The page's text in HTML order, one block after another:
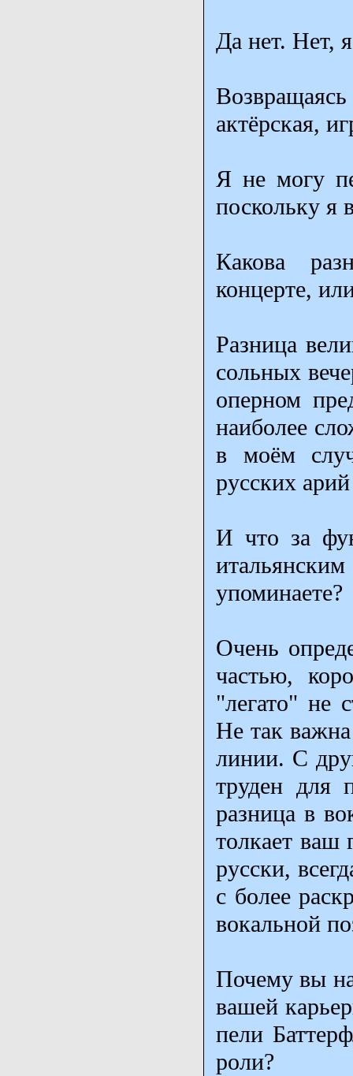
Да нет. Нет,
актёрская,
Я не могу
поскольку я
Какова
концерте,
Разница
сольных
оперном
наиболее
в моём
русских
И что за
упоминаете?
Очень
частью,
"легато" не
Не так
линии. С
труден для
разница в
толкает ваш
русски,
с более
вокальной
Почему вы
вашей
пели
роли?